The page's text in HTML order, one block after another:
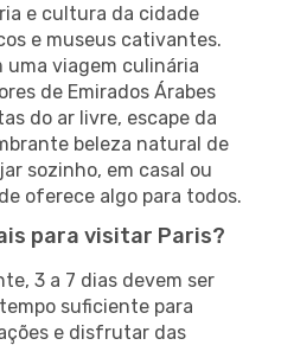
e cultura da cidade
e museus cativantes.
uma viagem culinária
de Emirados Árabes
do ar livre, escape da
beleza natural de
sozinho, em casal ou
oferece algo para todos.
para visitar Paris?
3 a 7 dias devem ser
suficiente para
e disfrutar das